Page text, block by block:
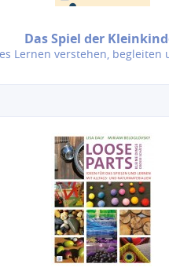
Das Spiel der
Lernen verstehen, begleiten